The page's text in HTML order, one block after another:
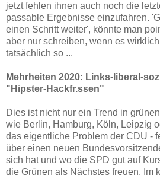
jetzt fehlen ihnen auch noch die
passable Ergebnisse einzufahren.
einen Schritt weiter', könnte man
aber nur schreiben, wenn es
tatsächlich so ...
Mehrheiten 2020: Links-liberal-
"Hipster-Hackfr.ssen"
Dies ist nicht nur ein Trend in
wie Berlin, Hamburg, Köln, Leipzig
das eigentliche Problem der CDU -
über einen neuen
sich hat und wo die SPD gut auf
die Grünen als Nächstes freuen. Im